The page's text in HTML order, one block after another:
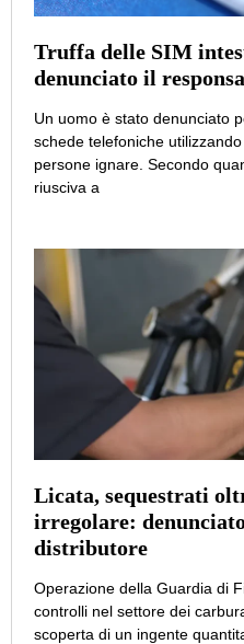
Truffa delle SIM
denunciato il
Un uomo è stato denunciato
schede telefoniche
persone ignare. Secondo
riusciva a
Licata, sequestrati
irregolare:
distributore
Operazione della Guardia di
controlli nel settore dei
scoperta di un ingente